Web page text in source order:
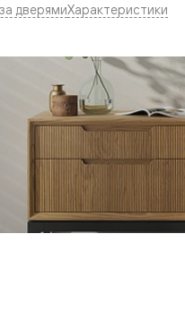
дверямиХарактеристики